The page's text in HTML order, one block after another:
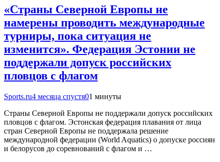
«Страны Северной Европы не
намерены проводить международные
турниры, пока ситуация не
изменится». Федерация Эстонии не
поддержали допуск российских
пловцов с флагом
Sports.ru4 месяца спустя01 минуты
Страны Северной Европы не поддержали допуск российских
пловцов с флагом. Эстонская федерация плавания от лица
стран Северной Европы не поддержала решение
международной федерации (World Aquatics) о допуске россиян
и белорусов до соревнований с флагом и …